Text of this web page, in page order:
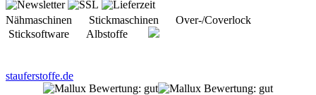
Nähmaschinen Stickmaschinen Over-/Coverlock
Sticksoftware Albstoffe
stauferstoffe.de